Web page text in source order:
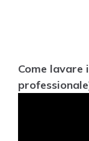
Come lavare